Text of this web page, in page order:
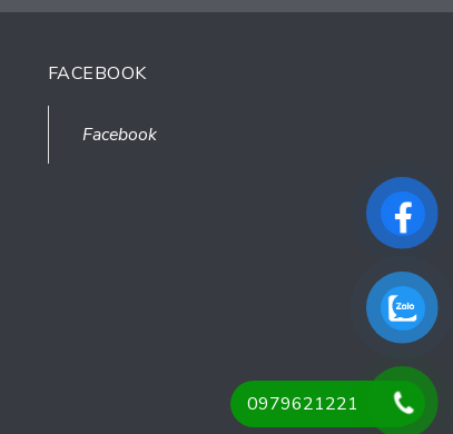
FACEBOOK
Facebook
0979621221